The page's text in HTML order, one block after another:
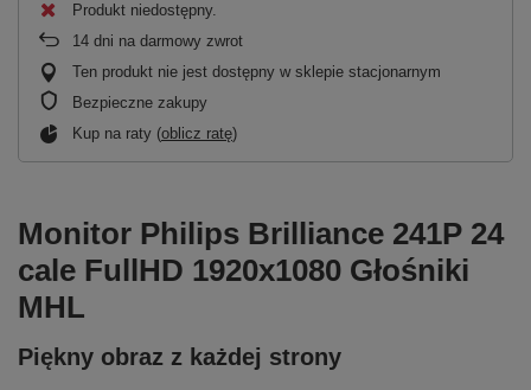
Produkt niedostępny
14 dni na darmowy zwrot
Ten produkt nie jest dostępny w sklepie stacjonarnym
Bezpieczne zakupy
Kup na raty (oblicz ratę)
Monitor Philips Brilliance 241P 24
cale FullHD 1920x1080 Głośniki
MHL
Piękny obraz z każdej strony